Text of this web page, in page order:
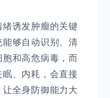
诱发肿瘤的关键
够自动识别、清
和高危病毒，而
、内耗，会直接
全身防御能力大